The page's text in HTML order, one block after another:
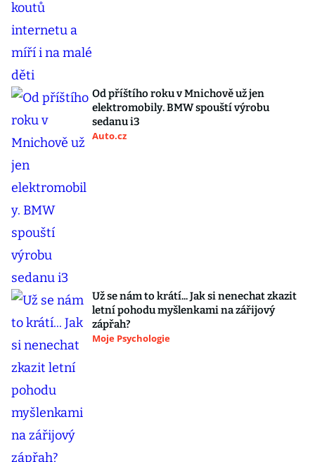
Od příštího roku v Mnichově už jen
elektromobily. BMW spouští výrobu
sedanu i3
Auto.cz
Už se nám to krátí... Jak si nenechat zkazit
letní pohodu myšlenkami na zářijový
zápřah?
Moje Psychologie